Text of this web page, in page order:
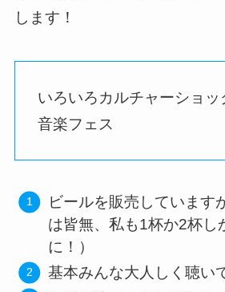
します！
いろいろカルチャーショ
音楽フェス
ビールを販売しています
は皆無、私も1杯か2杯し
に！）
基本みんな大人しく聴い